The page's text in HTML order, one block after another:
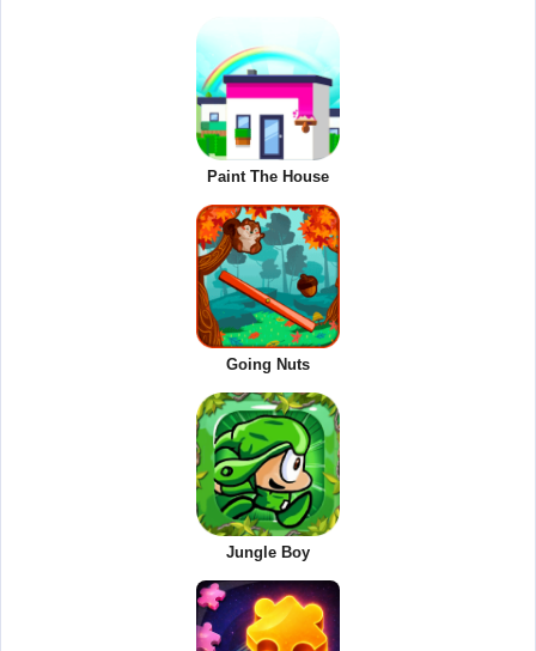
Paint The House
Going Nuts
Jungle Boy